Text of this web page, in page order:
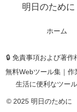
明日のため
ホーム
🔒 免責事項および著作
無料Webツール集｜作
生活に便利なツー
© 2025 明日のために